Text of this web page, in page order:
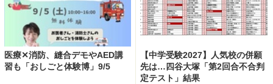
医療✕消防、縫合デモやAED講
習も「おしごと体験博」9/5
【中学受験2027】人気校の併願
先は…四谷大塚「第2回合不合判
定テスト」結果